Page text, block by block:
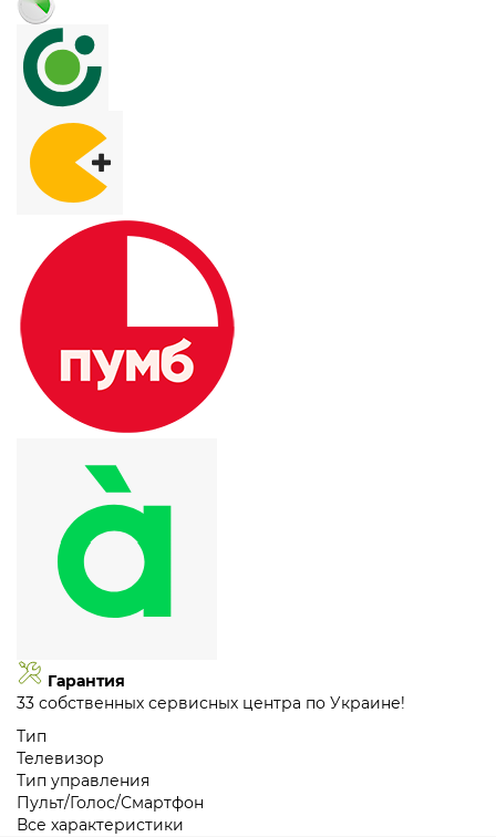
Гарантия
33 собственных сервисных центра по Украине!
Тип
Телевизор
Тип управления
Пульт/Голос/Смартфон
Все характеристики